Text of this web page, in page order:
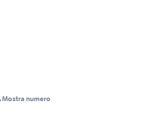
Mostra numero